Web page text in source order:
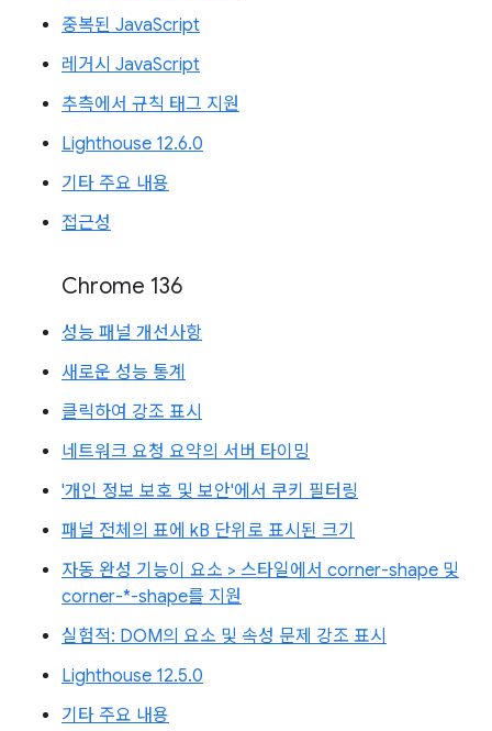
중복된 JavaScript
레거시 JavaScript
추측에서 규칙 태그 지원
Lighthouse 12.6.0
기타 주요 내용
접근성
Chrome 136
성능 패널 개선사항
새로운 성능 통계
클릭하여 강조 표시
네트워크 요청 요약의 서버 타이밍
'개인 정보 보호 및 보안'에서 쿠키 필터링
패널 전체의 표에 kB 단위로 표시된 크기
자동 완성 기능이 요소 > 스타일에서 corner-shape 및
corner-*-shape를 지원
실험적: DOM의 요소 및 속성 문제 강조 표시
Lighthouse 12.5.0
기타 주요 내용